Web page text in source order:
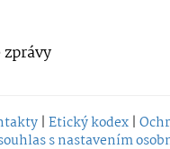
| Etický kodex |
s nastavením